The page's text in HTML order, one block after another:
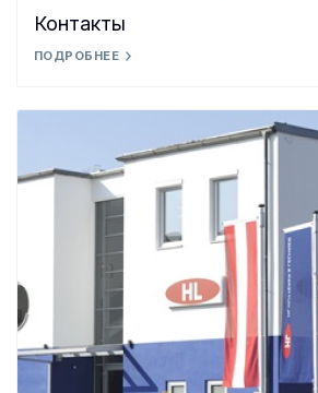
Контакты
ПОДРОБНЕЕ